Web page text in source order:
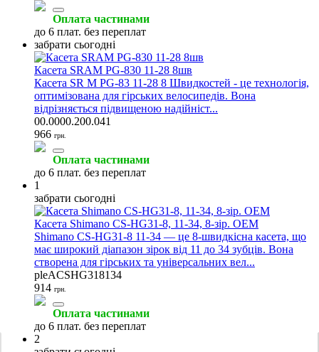
Оплата частинами
до 6 плат. без переплат
забрати сьогодні
Касета SRAM PG-830 11-28 8шв
Касета SR M PG-83 11-28 8 Швидкостей - це технологія,
оптимізована для гірських велосипедів. Вона
відрізняється підвищеною надійніст...
00.0000.200.041
966 грн.
Оплата частинами
до 6 плат. без переплат
1
забрати сьогодні
Касета Shimano CS-HG31-8, 11-34, 8-зір. OEM
Shimano CS-HG31-8 11-34 — це 8-швидкісна касета, що
має широкий діапазон зірок від 11 до 34 зубців. Вона
створена для гірських та універсальних вел...
pleACSHG318134
914 грн.
Оплата частинами
до 6 плат. без переплат
2